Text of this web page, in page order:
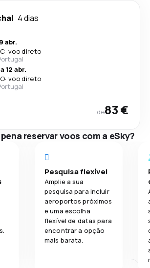
4 dias
abr.
· voo direto
12 abr.
· voo direto
de83 €
reservar voos com a eSky?
Pesquisa flexível
Amplie a sua
pesquisa para incluir
aeroportos próximos
e uma escolha
flexível de datas para
encontrar a opção
mais barata.